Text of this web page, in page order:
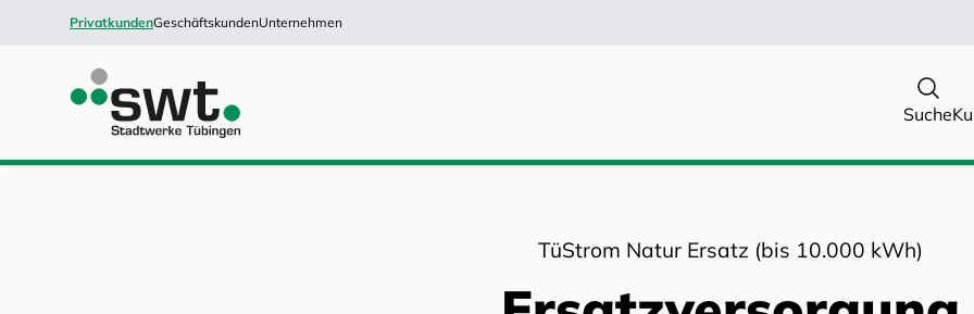
PrivatkundenGeschäftskundenUnternehmen
Suche
TüStrom Natur Ersatz (bis 10.000 kWh)